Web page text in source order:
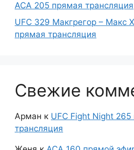
ACA 205 прямая трансляция
UFC 329 Макгрегор – Макс
прямая трансляция
Свежие
Арман к UFC Fight Night
трансляция